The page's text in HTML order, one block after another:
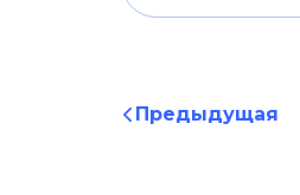
Предыдущая